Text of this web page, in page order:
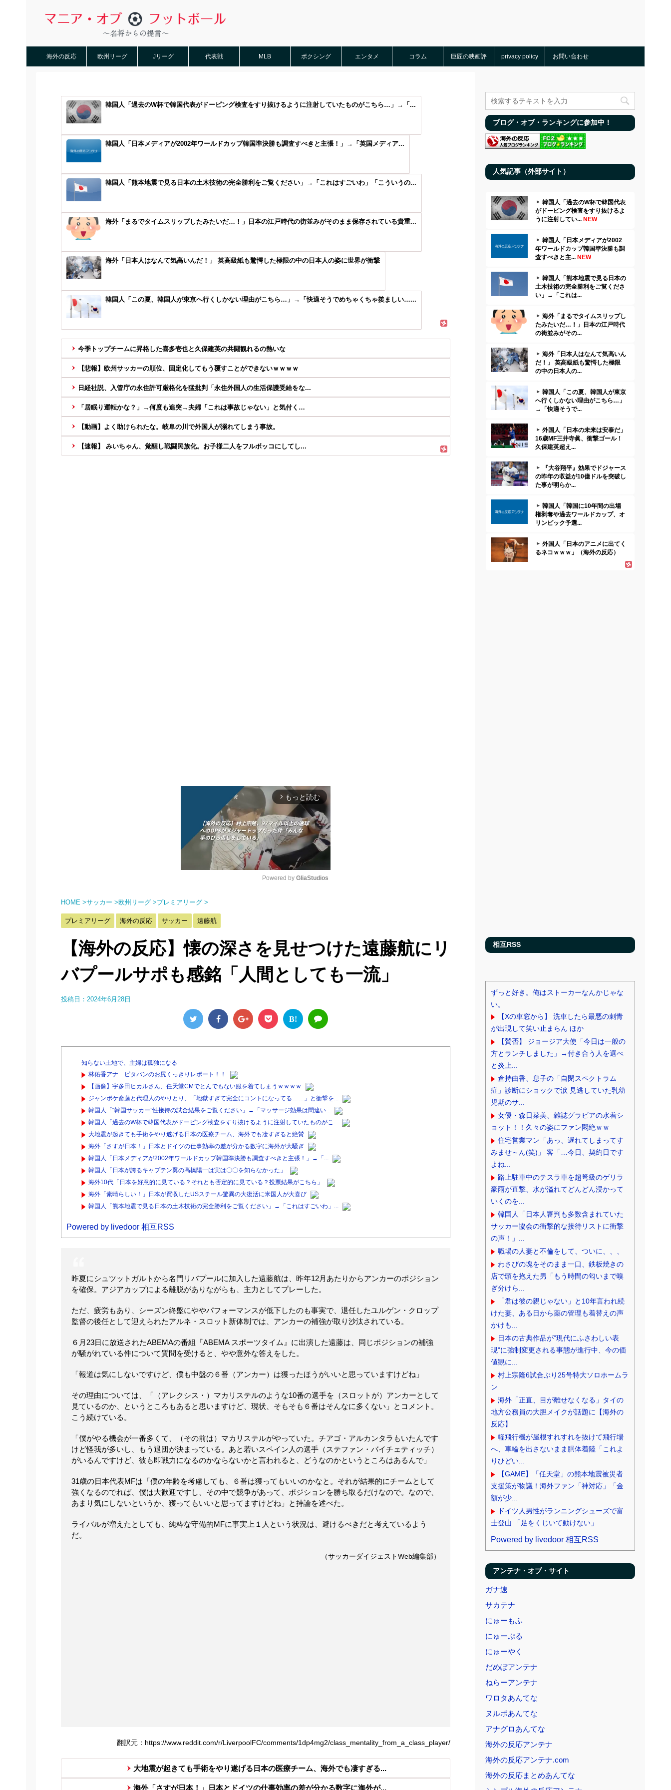
海外の反応 欧州リーグ Jリーグ 代表戦 MLB ボクシング エンタメ コラム 巨匠の映画評 privacy policy お問い合わせ
韓国人「過去のW杯で韓国代表がドーピング検査をすり抜けるように注射していたものがこちら…」→「...
韓国人「日本メディアが2002年ワールドカップ韓国準決勝も調査すべきと主張！」→「英国メディア...
韓国人「熊本地震で見る日本の土木技術の完全勝利をご覧ください」→「これはすごいわ」「こういうの...
海外「まるでタイムスリップしたみたいだ…！」日本の江戸時代の街並みがそのまま保存されている貴重...
海外「日本人はなんて気高いんだ！」 英高級紙も驚愕した極限の中の日本人の姿に世界が衝撃
韓国人「この夏、韓国人が東京へ行くしかない理由がこちら…」→「快適そうでめちゃくちゃ羨ましい…...
今季トップチームに昇格した喜多壱也と久保建英の共闘観れるの熱いな
【悲報】欧州サッカーの順位、固定化してもう覆すことができないｗｗｗｗ
日経社説、入管庁の永住許可厳格化を猛批判「永住外国人の生活保護受給をな...
「居眠り運転かな？」→何度も追突→夫婦「これは事故じゃない」と気付く…
【動画】よく助けられたな。岐阜の川で外国人が溺れてしまう事故。
【速報】 みいちゃん、覚醒し戦闘民族化。お子様二人をフルボッコにしてし...
arrow_forward_ios もっと読む
e
Powered by GliaStudios
HOME >サッカー >欧州リーグ >プレミアリーグ >
プレミアリーグ 海外の反応 サッカー 遠藤航
【海外の反応】懐の深さを見せつけた遠藤航にリ
バプールサポも感銘「人間としても一流」
投稿日： 2024年6月28日
B!
知らない土地で、主婦は孤独になる
林佑香アナ ピタパンのお尻くっきりレポート！！
【画像】宇多田ヒカルさん、任天堂CMでとんでもない服を着てしまうｗｗｗｗ
ジャンポケ斎藤と代理人のやりとり、「地獄すぎて完全にコントになってる……」と衝撃を...
韓国人「“韓国サッカー”性接待の試合結果をご覧ください」→「マッサージ効果は間違い...
韓国人「過去のW杯で韓国代表がドーピング検査をすり抜けるように注射していたものがこ...
大地震が起きても手術をやり遂げる日本の医療チーム、海外でも凄すぎると絶賛
海外「さすが日本！」日本とドイツの仕事効率の差が分かる数字に海外が大騒ぎ
韓国人「日本メディアが2002年ワールドカップ韓国準決勝も調査すべきと主張！」→「...
韓国人「日本が誇るキャプテン翼の高橋陽一は実は〇〇を知らなかった」
海外10代「日本を好意的に見ている？それとも否定的に見ている？投票結果がこちら」
海外「素晴らしい！」日本が買収したUSスチール驚異の大復活に米国人が大喜び
韓国人「熊本地震で見る日本の土木技術の完全勝利をご覧ください」→「これはすごいわ」...
Powered by livedoor 相互RSS
昨夏にシュツットガルトから名門リバプールに加入した遠藤航は、昨年12月あたりからアンカーのポジション
を確保。アジアカップによる離脱がありながらも、主力としてプレーした。
ただ、疲労もあり、シーズン終盤にややパフォーマンスが低下したのも事実で、退任したユルゲン・クロップ
監督の後任として迎えられたアルネ・スロット新体制では、アンカーの補強が取り沙汰されている。
６月23日に放送されたABEMAの番組『ABEMA スポーツタイム』に出演した遠藤は、同じポジションの補強
が騒がれている件について質問を受けると、やや意外な答えをした。
「報道は気にしないですけど、僕も中盤の６番（アンカー）は獲ったほうがいいと思っていますけどね」
その理由については、「（アレクシス・）マカリステルのような10番の選手を（スロットが）アンカーとして
見ているのか、というところもあると思いますけど、現状、そもそも６番はそんなに多くない」とコメント。
こう続けている。
「僕がやる機会が一番多くて、（その前は）マカリステルがやっていた。チアゴ・アルカンタラもいたんです
けど怪我が多いし、もう退団が決まっている。あと若いスペイン人の選手（ステファン・バイチェティッチ）
がいるんですけど、彼も即戦力になるのかならないかと言われると、どうなのかというところはあるんで」
31歳の日本代表MFは「僕の年齢を考慮しても、６番は獲ってもいいのかなと。それが結果的にチームとして
強くなるのでれば、僕は大歓迎ですし、その中で競争があって、ポジションを勝ち取るだけなので。なので、
あまり気にしないというか、獲ってもいいと思ってますけどね」と持論を述べた。
ライバルが増えたとしても、純粋な守備的MFに事実上１人という状況は、避けるべきだと考えているよう
だ。
（サッカーダイジェストWeb編集部）
翻訳元：https://www.reddit.com/r/LiverpoolFC/comments/1dp4mg2/class_mentality_from_a_class_player/
大地震が起きても手術をやり遂げる日本の医療チーム、海外でも凄すぎる...
海外「さすが日本！」日本とドイツの仕事効率の差が分かる数字に海外が...
ブログ・オブ・ランキングに参加中！
人気記事（外部サイト）
韓国人「過去のW杯で韓国代表
がドーピング検査をすり抜けるよ
うに注射してい... NEW
韓国人「日本メディアが2002
年ワールドカップ韓国準決勝も調
査すべきと主... NEW
韓国人「熊本地震で見る日本の
土木技術の完全勝利をご覧くださ
い」→「これは...
海外「まるでタイムスリップし
たみたいだ…！」日本の江戸時代
の街並みがその...
海外「日本人はなんて気高いん
だ！」 英高級紙も驚愕した極限
の中の日本人の...
韓国人「この夏、韓国人が東京
へ行くしかない理由がこちら…」
→「快適そうで...
外国人「日本の未来は安泰だ」
16歳MF三井寺眞、衝撃ゴール！
久保建英超え...
『大谷翔平』効果でドジャース
の昨年の収益が10億ドルを突破し
た事が明らか...
韓国人「韓国に10年間の出場
権剥奪や過去ワールドカップ、オ
リンピック予選...
外国人「日本のアニメに出てく
るネコｗｗｗ」（海外の反応）
相互RSS
ずっと好き。俺はストーカーなんかじゃな
い。
【Xの車窓から】 洗車したら最悪の刺青
が出現して笑い止まらん ほか
【賛否】 ジョージア大使「今日は一般の
方とランチしました」→付き合う人を選べ
と炎上...
倉持由香、息子の「自閉スペクトラム
症」診断にショックで涙 見逃していた乳幼
児期のサ...
女優・森日菜美、雑誌グラビアの水着シ
ョット！！久々の姿にファン悶絶ｗｗ
住宅営業マン「あっ、遅れてしまってす
みませ～ん(笑)」 客「…今日、契約日です
よね...
路上駐車中のテスラ車を超弩級のゲリラ
豪雨が直撃、水が溢れてどんどん浸かって
いくのを...
韓国人「日本人審判も多数含まれていた
サッカー協会の衝撃的な接待リストに衝撃
の声！」...
職場の人妻と不倫をして、ついに、、、
わさびの塊をそのまま一口、鉄板焼きの
店で頭を抱えた男「もう時間の匂いまで嗅
ぎ分けら...
「君は彼の親じゃない」と10年言われ続
けた妻、ある日から薬の管理も着替えの声
かけも...
日本の古典作品が”現代にふさわしい表
現”に強制変更される事態が進行中、今の価
値観に...
村上宗隆6試合ぶり25号特大ソロホームラ
ン
海外「正直、目が離せなくなる」タイの
地方公務員の大胆メイクが話題に【海外の
反応】
軽飛行機が屋根すれすれを抜けて飛行場
へ、車輪を出さないまま胴体着陸「これよ
りひどい...
【GAME】「任天堂」の熊本地震被災者
支援策が物議！海外ファン「神対応」「金
額が少...
ドイツ人男性がランニングシューズで富
士登山 「足をくじいて動けない」
Powered by livedoor 相互RSS
アンテナ・オブ・サイト
ガナ速
サカテナ
にゅーもふ
にゅーぷる
にゅーやく
だめぽアンテナ
ねらーアンテナ
ワロタあんてな
ヌルポあんてな
アナグロあんてな
海外の反応アンテナ
海外の反応アンテナ.com
海外の反応まとめあんてな